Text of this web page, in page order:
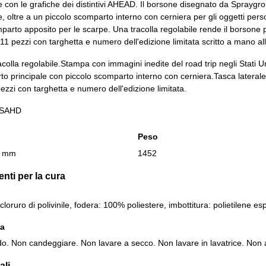
con le grafiche dei distintivi AHEAD. Il borsone disegnato da
oltre a un piccolo scomparto interno con cerniera per gli oggetti
apposito per le scarpe. Una tracolla regolabile rende il borsone
pezzi con targhetta e numero dell'edizione limitata scritto a mano
regolabile.Stampa con immagini inedite del road trip negli Stati
principale con piccolo scomparto interno con cerniera.Tasca
con targhetta e numero dell'edizione limitata.
Peso
1452
per la cura
di polivinile, fodera: 100% poliestere, imbottitura: polietilene
Non candeggiare. Non lavare a secco. Non lavare in lavatrice. Non